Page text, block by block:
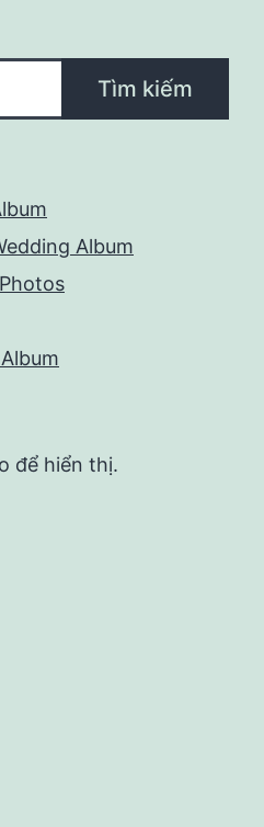
Tìm kiếm
Album
để hiển thị.